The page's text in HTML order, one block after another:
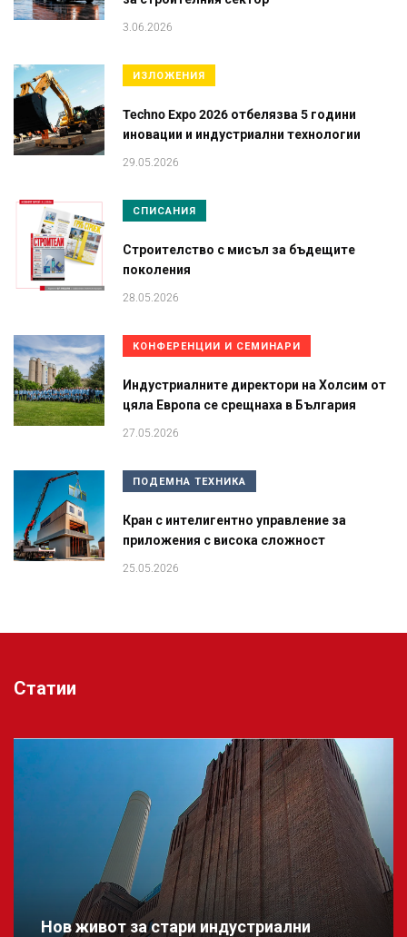
3.06.2026
ИЗЛОЖЕНИЯ
Techno Expo 2026 отбелязва 5 години
иновации и индустриални технологии
29.05.2026
СПИСАНИЯ
Строителство с мисъл за бъдещите
поколения
28.05.2026
КОНФЕРЕНЦИИ И СЕМИНАРИ
Индустриалните директори на Холсим от
цяла Европа се срещнаха в България
27.05.2026
ПОДЕМНА ТЕХНИКА
Кран с интелигентно управление за
приложения с висока сложност
25.05.2026
Статии
Нов живот за стари индустриални